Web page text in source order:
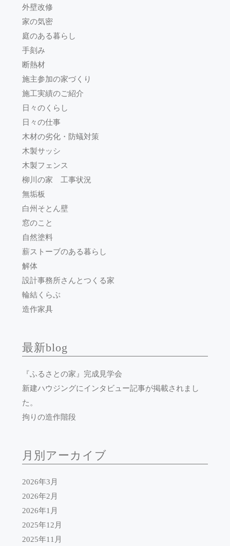
外壁改修
家の気密
庭のある暮らし
手刻み
断熱材
施主参加の家づくり
施工実績のご紹介
日々のくらし
日々の仕事
木材の劣化・防蟻対策
木製サッシ
木製フェンス
柳川の家 工事状況
無垢板
白州そとん壁
窓のこと
自然塗料
薪ストーブのある暮らし
解体
設計事務所さんとつくる家
輪結くらぶ
造作家具
最新blog
『ふるさとの家』完成見学会
新建ハウジングにインタビュー記事が掲載されまし
た。
拘りの造作階段
月別アーカイブ
2026年3月
2026年2月
2026年1月
2025年12月
2025年11月